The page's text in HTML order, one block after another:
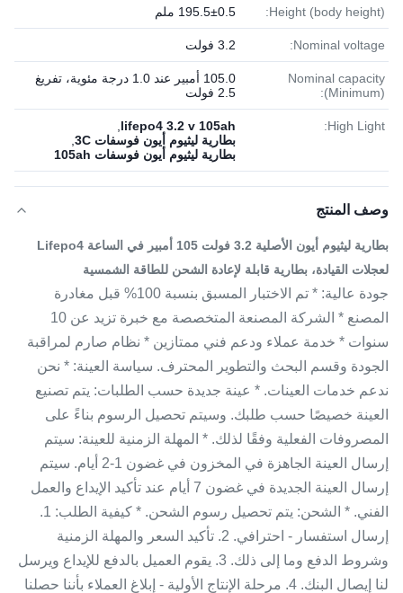
Height (body height): 195.5±0.5 ملم
Nominal voltage: 3.2 فولت
Nominal capacity
(Minimum):
105.0 أمبير عند 1.0 درجة مئوية، تفريغ
2.5 فولت
High Light:
lifepo4 3.2 v 105ah
بطارية ليثيوم أيون فوسفات 3C
بطارية ليثيوم أيون فوسفات 105ah
وصف المنتج
بطارية ليثيوم أيون الأصلية 3.2 فولت 105 أمبير في الساعة Lifepo4
لعجلات القيادة، بطارية قابلة لإعادة الشحن للطاقة الشمسية
جودة عالية: * تم الاختبار المسبق بنسبة 100% قبل مغادرة
المصنع * الشركة المصنعة المتخصصة مع خبرة تزيد عن 10
سنوات * خدمة عملاء ودعم فني ممتازين * نظام صارم لمراقبة
الجودة وقسم البحث والتطوير المحترف. سياسة العينة: * نحن
ندعم خدمات العينات. * عينة جديدة حسب الطلبات: يتم تصنيع
العينة خصيصًا حسب طلبك. وسيتم تحصيل الرسوم بناءً على
المصروفات الفعلية وفقًا لذلك. * المهلة الزمنية للعينة: سيتم
إرسال العينة الجاهزة في المخزون في غضون 1-2 أيام. سيتم
إرسال العينة الجديدة في غضون 7 أيام عند تأكيد الإيداع والعمل
الفني. * الشحن: يتم تحصيل رسوم الشحن. * كيفية الطلب: 1.
إرسال استفسار - احترافي. 2. تأكيد السعر والمهلة الزمنية
وشروط الدفع وما إلى ذلك. 3. يقوم العميل بالدفع للإيداع ويرسل
لنا إيصال البنك. 4. مرحلة الإنتاج الأولية - إبلاغ العملاء بأننا حصلنا